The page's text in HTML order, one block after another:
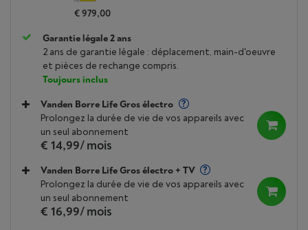
€ 979,00
Garantie légale 2 ans
2 ans de garantie légale : déplacement, main-d'oeuvre
et pièces de rechange compris.
Toujours inclus
Vanden Borre Life Gros électro
Prolongez la durée de vie de vos appareils avec
un seul abonnement
€ 14,99/ mois
Vanden Borre Life Gros électro + TV
Prolongez la durée de vie de vos appareils avec
un seul abonnement
€ 16,99/ mois